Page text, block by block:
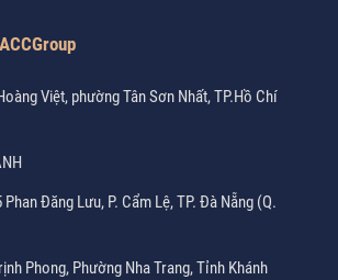
Việt, phường Tân Sơn Nhất, TP.Hồ Chí
Phan Đăng Lưu, P. Cẩm Lệ, TP. Đà Nẵng (Q.
Phong, Phường Nha Trang, Tỉnh Khánh